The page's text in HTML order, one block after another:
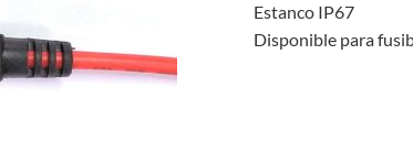
Estanco IP67
Disponible para